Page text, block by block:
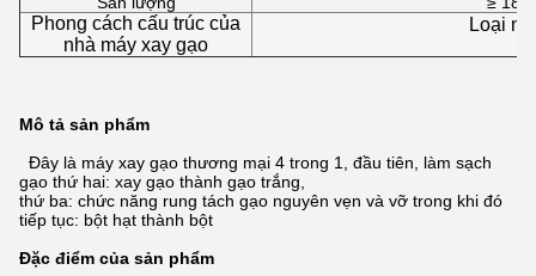
Phong cách cấu trúc của
nhà máy xay gạo
Loại
Mô tả sản phẩm
Đây là máy xay gạo thương mại 4 trong 1, đầu tiên, làm sạch
gạo thứ hai: xay gạo thành gạo trắng,
thứ ba: chức năng rung tách gạo nguyên vẹn và vỡ trong khi đó
tiếp tục: bột hạt thành bột
Đặc điểm của sản phẩm